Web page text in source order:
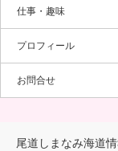
仕事・趣味
プロフィール
お問合せ
尾道しまなみ海道